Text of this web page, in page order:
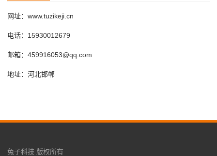
网址：www.tuzikeji.cn
电话：15930012679
邮箱：459916053@qq.com
地址：河北邯郸
兔子科技 版权所有